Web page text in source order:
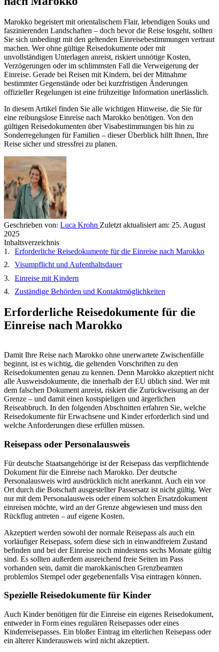
Marokko begeistert mit orientalischem Flair, lebendigen Souks und
faszinierenden Landschaften – doch bevor die Reise losgeht, sollten
Sie sich unbedingt mit den geltenden Einreisebestimmungen vertraut
machen. Wer ohne gültige Reisedokumente oder mit
unvollständigen Unterlagen anreist, riskiert unnötige Kosten,
Verzögerungen oder im schlimmsten Fall die Verweigerung der
Einreise. Gerade bei Reisen mit Kindern, bei der Mitnahme
bestimmter Gegenstände oder bei kurzfristigen Änderungen
offizieller Regelungen ist eine frühzeitige Information unerlässlich.
In diesem Artikel finden Sie alle wichtigen Hinweise, die Sie für
eine reibungslose Einreise nach Marokko benötigen. Von den
gültigen Reisedokumenten über Visabestimmungen bis hin zu
Sonderregelungen für Familien – dieser Überblick hilft Ihnen, Ihre
Reise sicher und stressfrei zu planen.
Geschrieben von: Luca Krohn Zuletzt aktualisiert am: 25. August
2025
Inhaltsverzeichnis
Erforderliche Reisedokumente für die Einreise nach Marokko
Visumpflicht und Aufenthaltsdauer
Einreise mit Kindern
Zuständige Behörden und Kontaktmöglichkeiten
Erforderliche Reisedokumente für die
Einreise nach Marokko
Damit Ihre Reise nach Marokko ohne unerwartete Zwischenfälle
beginnt, ist es wichtig, die geltenden Vorschriften zu den
Reisedokumenten genau zu kennen. Denn Marokko akzeptiert nicht
alle Ausweisdokumente, die innerhalb der EU üblich sind. Wer mit
dem falschen Dokument anreist, riskiert die Zurückweisung an der
Grenze – und damit einen kostspieligen und ärgerlichen
Reiseabbruch. In den folgenden Abschnitten erfahren Sie, welche
Reisedokumente für Erwachsene und Kinder erforderlich sind und
welche Anforderungen diese erfüllen müssen.
Reisepass oder Personalausweis
Für deutsche Staatsangehörige ist der Reisepass das verpflichtende
Dokument für die Einreise nach Marokko. Der deutsche
Personalausweis wird ausdrücklich nicht anerkannt. Auch ein vor
Ort durch die Botschaft ausgestellter Passersatz ist nicht gültig. Wer
nur mit dem Personalausweis oder einem solchen Ersatzdokument
einreisen möchte, wird an der Grenze abgewiesen und muss den
Rückflug antreten – auf eigene Kosten.
Akzeptiert werden sowohl der normale Reisepass als auch ein
vorläufiger Reisepass, sofern diese sich in einwandfreiem Zustand
befinden und bei der Einreise noch mindestens sechs Monate gültig
sind. Es sollten außerdem ausreichend freie Seiten im Pass
vorhanden sein, damit die marokkanischen Grenzbeamten
problemlos Stempel oder gegebenenfalls Visa eintragen können.
Spezielle Reisedokumente für Kinder
Auch Kinder benötigen für die Einreise ein eigenes Reisedokument,
entweder in Form eines regulären Reisepasses oder eines
Kinderreisepasses. Ein bloßer Eintrag im elterlichen Reisepass oder
ein älterer Kinderausweis wird nicht akzeptiert.